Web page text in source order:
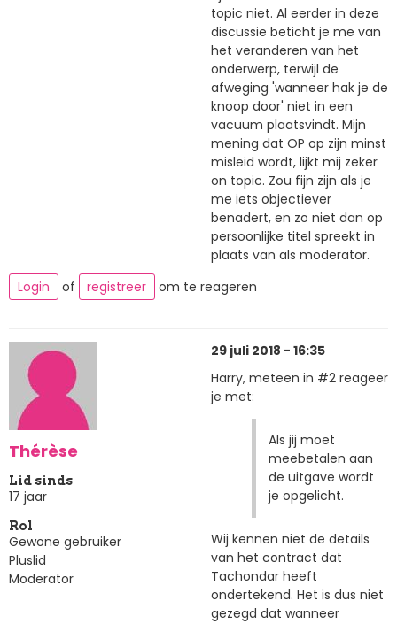
topic niet. Al eerder in deze
discussie beticht je me van
het veranderen van het
onderwerp, terwijl de
afweging 'wanneer hak je de
knoop door' niet in een
vacuum plaatsvindt. Mijn
mening dat OP op zijn minst
misleid wordt, lijkt mij zeker
on topic. Zou fijn zijn als je
me iets objectiever
benadert, en zo niet dan op
persoonlijke titel spreekt in
plaats van als moderator.
Login
of registreer om te reageren
Thérèse
Lid sinds
17 jaar
Rol
Gewone gebruiker
Pluslid
Moderator
29 juli 2018 - 16:35
Harry, meteen in #2 reageer
je met:
Als jij moet
meebetalen aan
de uitgave wordt
je opgelicht.
Wij kennen niet de details
van het contract dat
Tachondar heeft
ondertekend. Het is dus niet
gezegd dat wanneer